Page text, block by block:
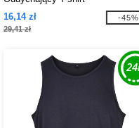
16,14 zł
29,41 zł
-45%